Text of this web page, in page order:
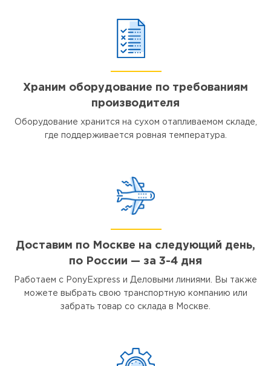
Храним оборудование по требованиям
производителя
Оборудование хранится на сухом отапливаемом складе,
где поддерживается ровная температура.
Доставим по Москве на следующий день,
по России — за 3-4 дня
Работаем с PonyExpress и Деловыми линиями. Вы также
можете выбрать свою транспортную компанию или
забрать товар со склада в Москве.